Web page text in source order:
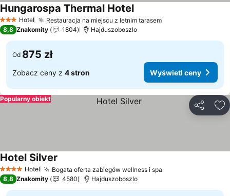
3 Kategoria
Hotel Restauracja na miejscu z letnim tarasemWyświetl ceny
Hungarospa Thermal HotelWyświetl ceny
8,8 Znakomity 1804 Hajduszoboszlo
Od 875 zł
Zobacz ceny z 4 stron Wyświetl ceny
Popularny obiekt
4 KategoriaHotel Bogata oferta zabiegów wellness i spa
Hotel Silver
8,8 Znakomity 4580 Hajduszoboszlo